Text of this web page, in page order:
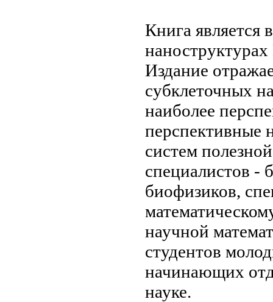
Книга является
Издание
субклеточных
наиболее
перспективные
систем
специалистов -
биофизиков,
научной
студентов
начинающих
науке.